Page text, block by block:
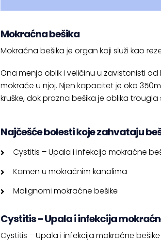
Mokraćna bešika
Mokraćna bešika je organ koji služi kao
Ona menja oblik i veličinu u zavistonisti od
mokraće u njoj. Njen kapacitet je oko
kruške, dok prazna bešika je oblika
Najčešće bolesti koje zahvataju
Cystitis – Upala i infekcija mokraćne
Kamen u mokraćnim kanalima
Malignomi mokraćne bešike
Cystitis – Upala i infekcija
Cystitis – Upala i infekcija mokraćne